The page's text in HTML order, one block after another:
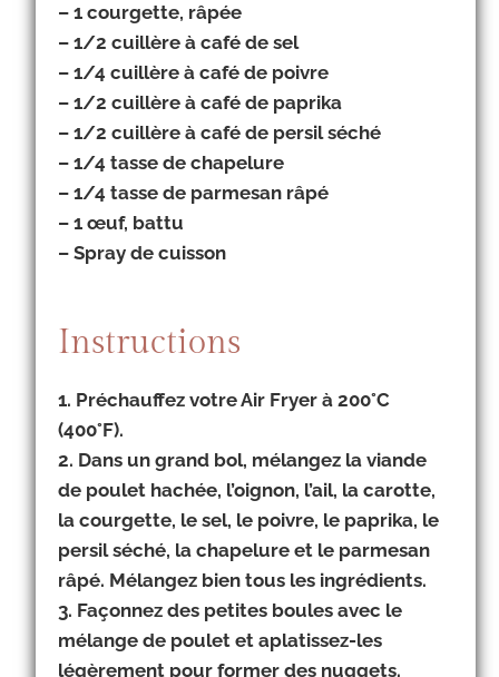
– 1 courgette, râpée
– 1/2 cuillère à café de sel
– 1/4 cuillère à café de poivre
– 1/2 cuillère à café de paprika
– 1/2 cuillère à café de persil séché
– 1/4 tasse de chapelure
– 1/4 tasse de parmesan râpé
– 1 œuf, battu
– Spray de cuisson
Instructions
1. Préchauffez votre Air Fryer à 200°C
(400°F).
2. Dans un grand bol, mélangez la viande
de poulet hachée, l’oignon, l’ail, la carotte,
la courgette, le sel, le poivre, le paprika, le
persil séché, la chapelure et le parmesan
râpé. Mélangez bien tous les ingrédients.
3. Façonnez des petites boules avec le
mélange de poulet et aplatissez-les
légèrement pour former des nuggets.